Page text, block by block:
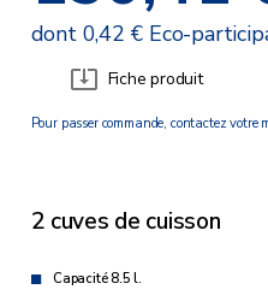
dont 0,42 € Eco-
Fiche produit
Pour passer commande, contactez votre
2 cuves de cuisson
Capacité 8.5 l.